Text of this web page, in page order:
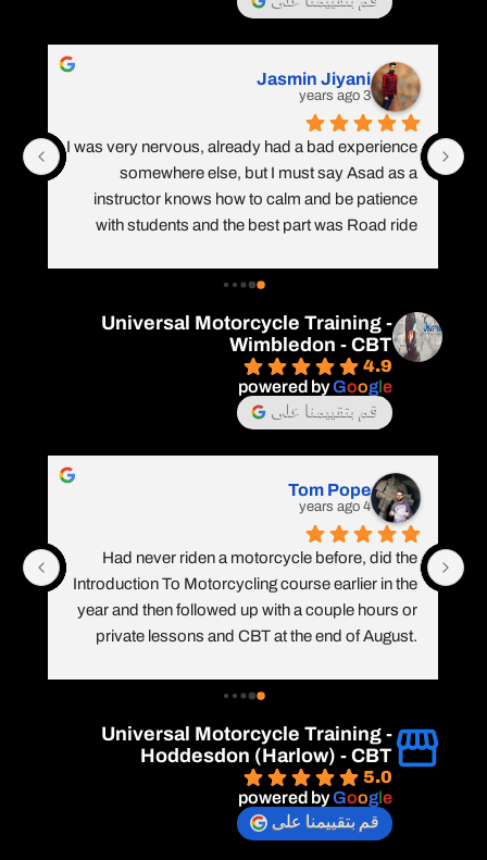
Jasmin Jiyani
3 years ago
I was very nervous, already had a bad experience
somewhere else, but I must say Asad as a
instructor knows how to calm and be patience
with students and the best part was Road ride
priority all explained in Hindi. Keep doing , wonder
Universal Motorcycle Training -
Wimbledon - CBT
4.9
powered byGoogle
قم بتقييمنا على
Tom Pope
4 years ago
Had never riden a motorcycle before, did the
Introduction To Motorcycling course earlier in the
year and then followed up with a couple hours or
private lessons and CBT at the end of August.
training. Would definitely return for further
for anyone considering getting into motorcycling.
Universal Motorcycle Training -
Hoddesdon (Harlow) - CBT
5.0
powered byGoogle
قم بتقييمنا على